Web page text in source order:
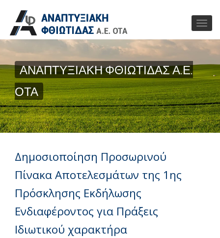
ΑΝΑΠΤΥΞΙΑΚΗ ΦΘΙΩΤΙΔΑΣ Α.Ε.
ΟΤΑ
Δημοσιοποίηση Προσωρινού
Πίνακα Αποτελεσμάτων της 1ης
Πρόσκλησης Εκδήλωσης
Ενδιαφέροντος για Πράξεις
Ιδιωτικού χαρακτήρα